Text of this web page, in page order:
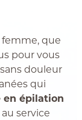
que
pour vous
douleur
qui
en épilation
service